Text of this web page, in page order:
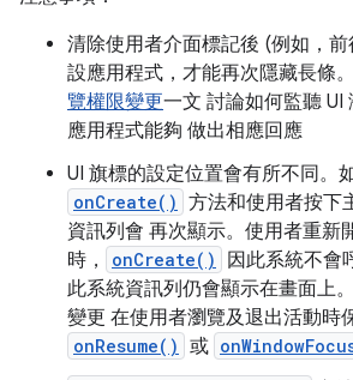
清除使用者介面標記後 (例如，
設應用程式，才能再次隱藏長條
覽權限變更一文 討論如何監聽 UI
應用程式能夠 做出相應回應
UI 旗標的設定位置會有所不同。
onCreate() 方法和使用者按下
資訊列會 再次顯示。使用者重新
時，
onCreate()
因此系統不會
此系統資訊列仍會顯示在畫面上
變更 在使用者瀏覽及退出活動時
onResume() 或